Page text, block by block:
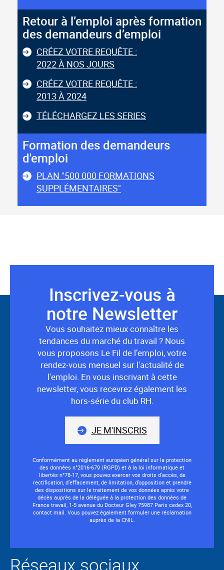
Retour à l’emploi après formation
des demandeurs d’emploi
CRÉEZ VOTRE REQUÊTE :
2022 À NOS JOURS
CRÉEZ VOTRE REQUÊTE :
2013 À 2024
TÉLÉCHARGEZ LES SERIES
Formation des demandeurs
d'emploi
PLAN "500 000 FORMATIONS
SUPPLÉMENTAIRES"
Suivez-Inscrivez-vous à
notre Newsletter
Vous souhaitez mieux connaître les
tendances du marché du travail ? Nous
vous proposons Le Fil de l’emploi, votre
rendez-vous mensuel sur l'actualité de
l'emploi. En vous inscrivant à cette
newsletter, vous recevrez également les
hors-série du club RH.
JE M'INSCRIS
Conformément au règlement européen général sur la protection
des données n°2016-679 (RGPD) et à la loi informatique et
libertés n°78-17, vous pouvez exercer vos droits d’accès, de
rectification, d’effacement, de limitation, d’opposition et prendre
des dispositions sur le traitement de vos données après votre
décès auprès de la déléguée à la protection des données de
France travail, 1-5 avenue du Docteur Gley 75987 Paris cedex 20,
contact mail. Vous pouvez également formuler une réclamation
auprès de la CNIL.
Réseaux sociaux